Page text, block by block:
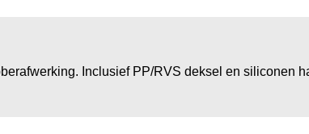
Inclusief PP/RVS deksel en siliconen